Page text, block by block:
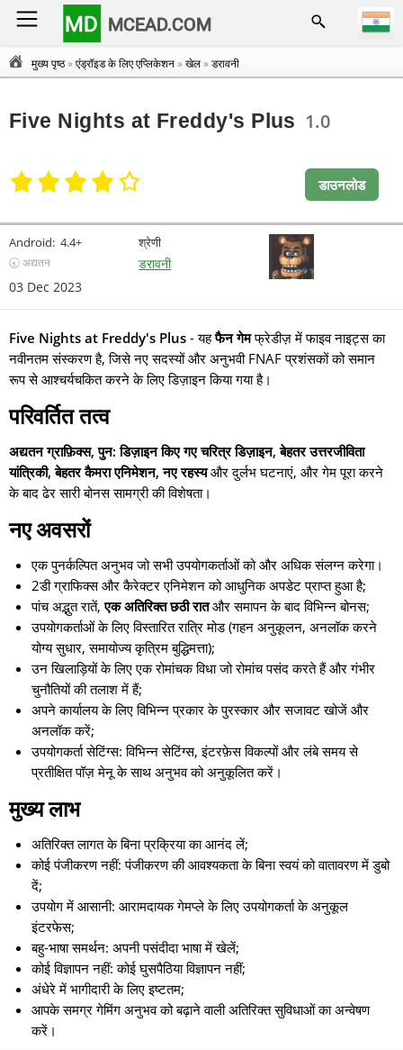
MD MCEAD.COM
मुख्य पृष्ठ»एंड्रॉइड के लिए एप्लिकेशन»खेल»डरावनी
Five Nights at Freddy's Plus 1.0
डाउनलोड
Android: 4.4+
🕣 अद्यतन
03 Dec 2023
श्रेणी
डरावनी
Five Nights at Freddy's Plus - यहफैन गेमफ्रेडीज़ में फाइव नाइट्स का
नवीनतम संस्करण है, जिसे नए सदस्यों और अनुभवी FNAF प्रशंसकों को समान
रूप से आश्चर्यचकित करने के लिए डिज़ाइन किया गया है।
परिवर्तित तत्व
अद्यतन ग्राफ़िक्स, पुन: डिज़ाइन किए गए चरित्र डिज़ाइन, बेहतर उत्तरजीविता
यांत्रिकी, बेहतर कैमरा एनिमेशन, नए रहस्यऔर दुर्लभ घटनाएं, और गेम पूरा करने
के बाद ढेर सारी बोनस सामग्री की विशेषता।
नए अवसरों
एक पुनर्कल्पित अनुभव जो सभी उपयोगकर्ताओं को और अधिक संलग्न करेगा।
2डी ग्राफिक्स और कैरेक्टर एनिमेशन को आधुनिक अपडेट प्राप्त हुआ है;
पांच अद्भुत रातें,एक अतिरिक्त छठी रातऔर समापन के बाद विभिन्न बोनस;
उपयोगकर्ताओं के लिए विस्तारित रात्रि मोड (गहन अनुकूलन, अनलॉक करने
योग्य सुधार, समायोज्य कृत्रिम बुद्धिमत्ता);
उन खिलाड़ियों के लिए एक रोमांचक विधा जो रोमांच पसंद करते हैं और गंभीर
चुनौतियों की तलाश में हैं;
अपने कार्यालय के लिए विभिन्न प्रकार के पुरस्कार और सजावट खोजें और
अनलॉक करें;
उपयोगकर्ता सेटिंग्स: विभिन्न सेटिंग्स, इंटरफ़ेस विकल्पों और लंबे समय से
प्रतीक्षित पॉज़ मेनू के साथ अनुभव को अनुकूलित करें।
मुख्य लाभ
अतिरिक्त लागत के बिना प्रक्रिया का आनंद लें;
कोई पंजीकरण नहीं: पंजीकरण की आवश्यकता के बिना स्वयं को वातावरण में डुबो
दें;
उपयोग में आसानी: आरामदायक गेमप्ले के लिए उपयोगकर्ता के अनुकूल
इंटरफेस;
बहु-भाषा समर्थन: अपनी पसंदीदा भाषा में खेलें;
कोई विज्ञापन नहीं: कोई घुसपैठिया विज्ञापन नहीं;
अंधेरे में भागीदारी के लिए इष्टतम;
आपके समग्र गेमिंग अनुभव को बढ़ाने वाली अतिरिक्त सुविधाओं का अन्वेषण
करें।